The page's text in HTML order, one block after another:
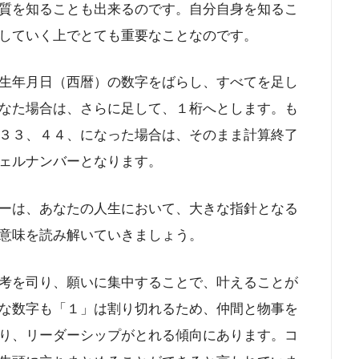
を知ることも出来るのです。自分自身を知るこ
いく上でとても重要なことなのです。
年月日（西暦）の数字をばらし、すべてを足し
た場合は、さらに足して、１桁へとします。も
３、４４、になった場合は、そのまま計算終了
ルナンバーとなります。
は、あなたの人生において、大きな指針となる
味を読み解いていきましょう。
を司り、願いに集中することで、叶えることが
数字も「１」は割り切れるため、仲間と物事を
、リーダーシップがとれる傾向にあります。コ